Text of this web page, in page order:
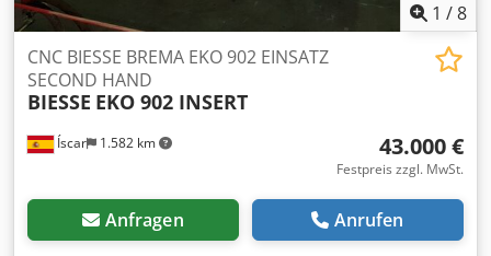
1 /8
Íscar 1.582 km
CNC BIESSE BREMA EKO 902 EINSATZ
SECOND HAND
BIESSE EKO 902 INSERT
43.000 €
Festpreis zzgl. MwSt.
Anfragen Anrufen